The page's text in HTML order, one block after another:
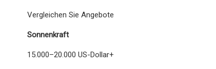
Vergleichen Sie Angebote
Sonnenkraft
15.000–20.000 US-Dollar+